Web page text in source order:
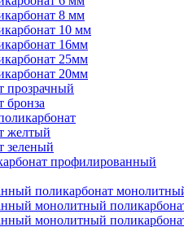
8 мм
10 мм
16мм
25мм
20мм
прозрачный
бронза
желтый
зеленый
профилированный
поликарбонат
монолитный
монолитный